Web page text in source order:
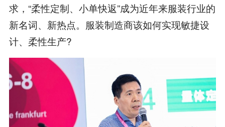
求，“柔性定制、小单快返”成为近年来服装行业的
新名词、新热点。服装制造商该如何实现敏捷设
计、柔性生产?